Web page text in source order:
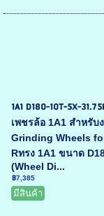
1A1 D180-10T-5X-
เพชรล้อ 1A1 สำหรับ
Grinding Wheels
Rทรง 1A1 ขนาด
(Wheel Di...
฿7,385
มีสินค้า